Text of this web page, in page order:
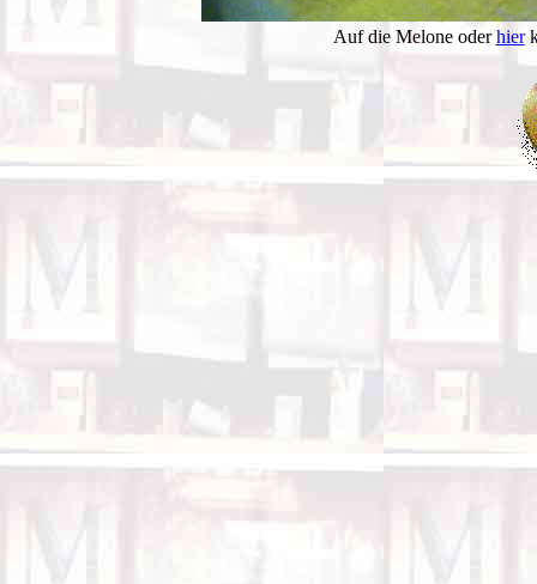
Auf die Melone oderhier